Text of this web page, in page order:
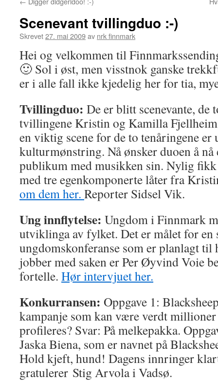
Scenevant tvillingduo :-)
Skrevet27. mai 2009av nrk finnmark
Hei og velkommen til
🙂 Sol i øst, men visstnok ganske
er i alle fall ikke kjedelig her for tia,
Tvillingduo: De er blitt scenevante, de
tvillingene Kristin og Kamilla
en viktig scene for de to tenåringene er
kulturmønstring. Nå ønsker duoen å nå
publikum med musikken sin. Nylig
med tre egenkomponerte låter fra
om dem her. Reporter Sidsel Vik.
Ung innflytelse: Ungdom i Finnmark
utviklinga av fylket. Det er målet for en
ungdomskonferanse som er planlagt til
jobber med saken er Per Øyvind Voie
fortelle. Hør intervjuet her.
Konkurransen: Oppgave 1:
kampanje som kan være verdt
profileres? Svar: På melkepakka.
Jaska Biena, som er navnet på
Hold kjeft, hund! Dagens innringer
gratulerer Stig Arvola i Vadsø.